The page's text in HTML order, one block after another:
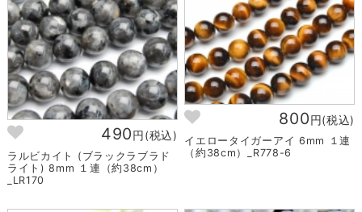
490円(税込)
ラルビカイト (ブラックラブラド
ライト) 8mm １連（約38cm）
_LR170
800円(税込)
イエロータイガーアイ 6mm １連
（約38cm）_R778-6